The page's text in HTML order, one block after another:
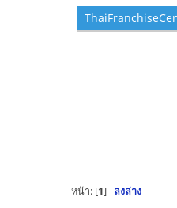
หน้า: [1] ลงล่าง